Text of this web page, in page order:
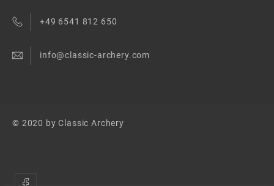
+49 6541 812 650
info@classic-archery.com
© 2020 by Classic Archery